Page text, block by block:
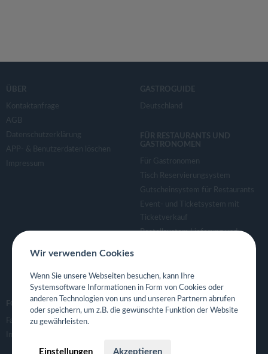
ÜBER
Kontaktanfrage
AGB
Datenschutzerklärung
APP- & Benutzerdaten löschen
Impressum
GASTROGUIDE
Deutschland
FÜR RESTAURANTS UND
GASTRONOMEN
Für Gastronomen
Tisch Reservierungsystem
Gutscheinsystem für Restaurants
Event- und Ticketsystem mit
Ticketverkauf
Bestellsystem Lieferung und
Eigene App für Restaurant
FOLGE UNS
Facebook
Instagram
Wir verwenden Cookies
Wenn Sie unsere Webseiten besuchen, kann Ihre
Systemsoftware Informationen in Form von Cookies oder
anderen Technologien von uns und unseren Partnern abrufen
oder speichern, um z.B. die gewünschte Funktion der Website
zu gewährleisten.
Einstellungen Akzeptieren